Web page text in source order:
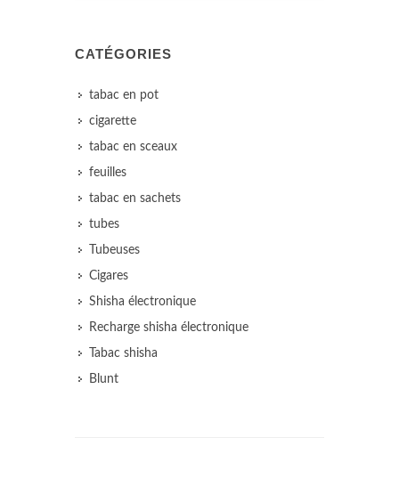
CATÉGORIES
tabac en pot
cigarette
tabac en sceaux
feuilles
tabac en sachets
tubes
Tubeuses
Cigares
Shisha électronique
Recharge shisha électronique
Tabac shisha
Blunt